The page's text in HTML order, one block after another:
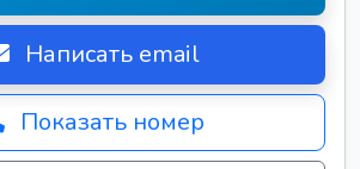
Написать email
Показать номер